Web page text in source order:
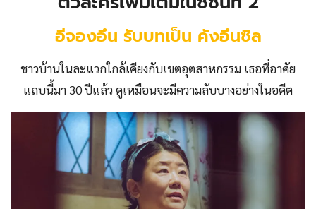
อีจองอึน รับบทเป็น คังอึนซิล
ชาวบ้านในละแวกใกล้เคียงกับเขตอุตสาหกรรม เธอที่อาศัย
แถบนี้มา 30 ปีแล้ว ดูเหมือนจะมีความลับบางอย่างในอดีต